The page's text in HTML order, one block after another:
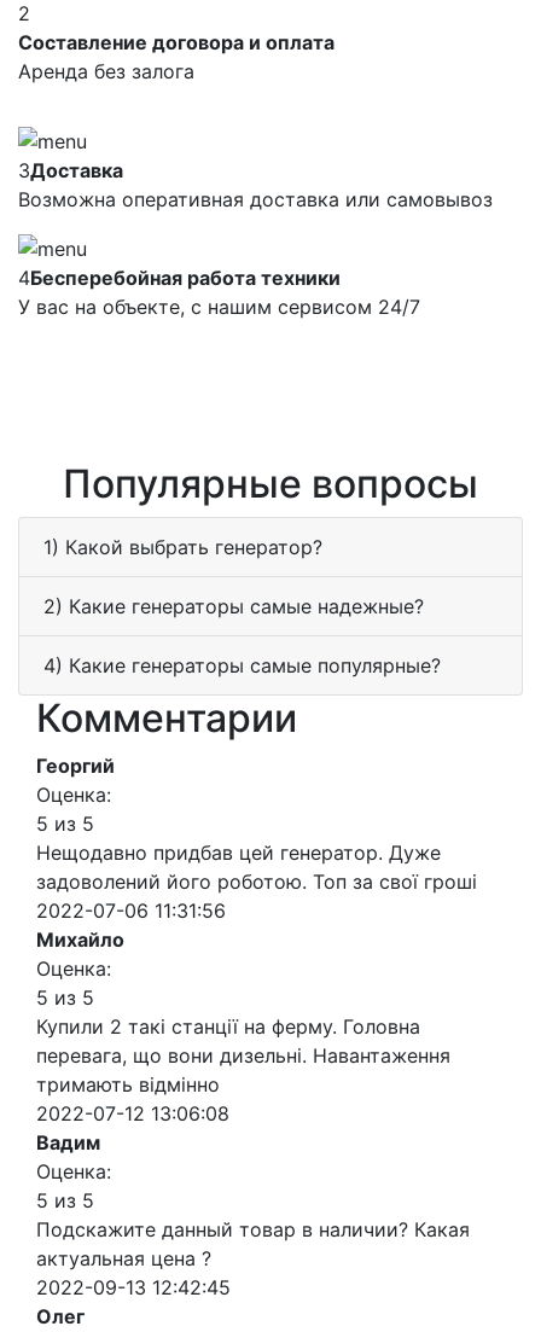
2
Составление договора и оплата
Аренда без залога
3Доставка
Возможна оперативная доставка или самовывоз
4Бесперебойная работа техники
У вас на объекте, с нашим сервисом 24/7
Популярные вопросы
1) Какой выбрать генератор?
2) Какие генераторы самые надежные?
4) Какие генераторы самые популярные?
Комментарии
Георгий
Оценка:
5 из 5
Нещодавно придбав цей генератор. Дуже
задоволений його роботою. Топ за свої гроші
2022-07-06 11:31:56
Михайло
Оценка:
5 из 5
Купили 2 такі станції на ферму. Головна
перевага, що вони дизельні. Навантаження
тримають відмінно
2022-07-12 13:06:08
Вадим
Оценка:
5 из 5
Подскажите данный товар в наличии? Какая
актуальная цена ?
2022-09-13 12:42:45
Олег